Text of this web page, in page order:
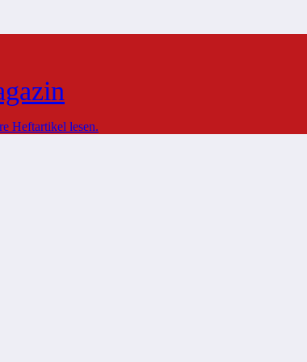
Heftartikel lesen.